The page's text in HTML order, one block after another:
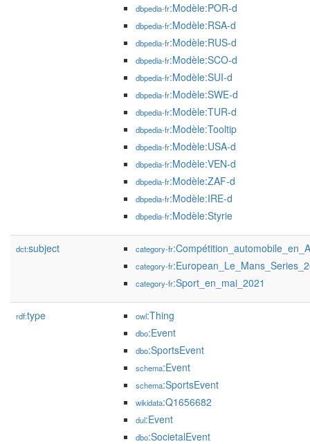
dbpedia-fr:Modèle:POR-d
dbpedia-fr:Modèle:RSA-d
dbpedia-fr:Modèle:RUS-d
dbpedia-fr:Modèle:SCO-d
dbpedia-fr:Modèle:SUI-d
dbpedia-fr:Modèle:SWE-d
dbpedia-fr:Modèle:TUR-d
dbpedia-fr:Modèle:Tooltip
dbpedia-fr:Modèle:USA-d
dbpedia-fr:Modèle:VEN-d
dbpedia-fr:Modèle:ZAF-d
dbpedia-fr:Modèle:IRE-d
dbpedia-fr:Modèle:Styrie
dct:subject category-fr
category-fr
category-fr:Sport_en_mai_2021
rdf:type owl:Thing
dbo:Event
dbo:SportsEvent
schema:Event
schema:SportsEvent
wikidata:Q1656682
dul:Event
dbo:SocietalEvent